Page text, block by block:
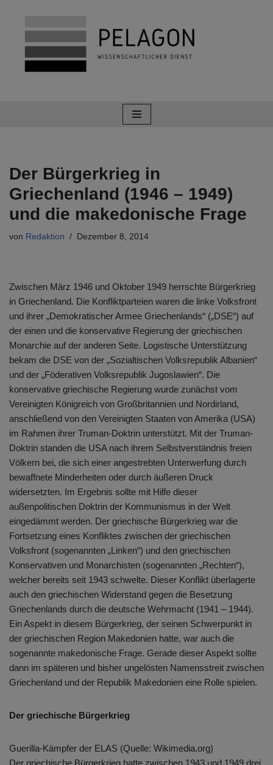
Zum
Inhalt
springen
Der Bürgerkrieg in
Griechenland (1946 – 1949)
und die makedonische Frage
von Redaktion Dezember 8, 2014
Zwischen März 1946 und Oktober 1949 herrschte Bürgerkrieg
in Griechenland. Die Konfliktparteien waren die linke Volksfront
und ihrer „Demokratischer Armee Griechenlands“ („DSE“) auf
der einen und die konservative Regierung der griechischen
Monarchie auf der anderen Seite. Logistische Unterstützung
bekam die DSE von der „Sozialtischen Volksrepublik Albanien“
und der „Föderativen Volksrepublik Jugoslawien“. Die
konservative griechische Regierung wurde zunächst vom
Vereinigten Königreich von Großbritannien und Nordirland,
anschließend von den Vereinigten Staaten von Amerika (USA)
im Rahmen ihrer Truman-Doktrin unterstützt. Mit der Truman-
Doktrin standen die USA nach ihrem Selbstverständnis freien
Völkern bei, die sich einer angestrebten Unterwerfung durch
bewaffnete Minderheiten oder durch äußeren Druck
widersetzten. Im Ergebnis sollte mit Hilfe dieser
außenpolitischen Doktrin der Kommunismus in der Welt
eingedämmt werden. Der griechische Bürgerkrieg war die
Fortsetzung eines Konfliktes zwischen der griechischen
Volksfront (sogenannten „Linken“) und den griechischen
Konservativen und Monarchisten (sogenannten „Rechten“),
welcher bereits seit 1943 schwelte. Dieser Konflikt überlagerte
auch den griechischen Widerstand gegen die Besetzung
Griechenlands durch die deutsche Wehrmacht (1941 – 1944).
Ein Aspekt in diesem Bürgerkrieg, der seinen Schwerpunkt in
der griechischen Region Makedonien hatte, war auch die
sogenannte makedonische Frage. Gerade dieser Aspekt sollte
dann im späteren und bisher ungelösten Namensstreit zwischen
Griechenland und der Republik Makedonien eine Rolle spielen.
Der griechische Bürgerkrieg
Guerilla-Kämpfer der ELAS (Quelle: Wikimedia.org)